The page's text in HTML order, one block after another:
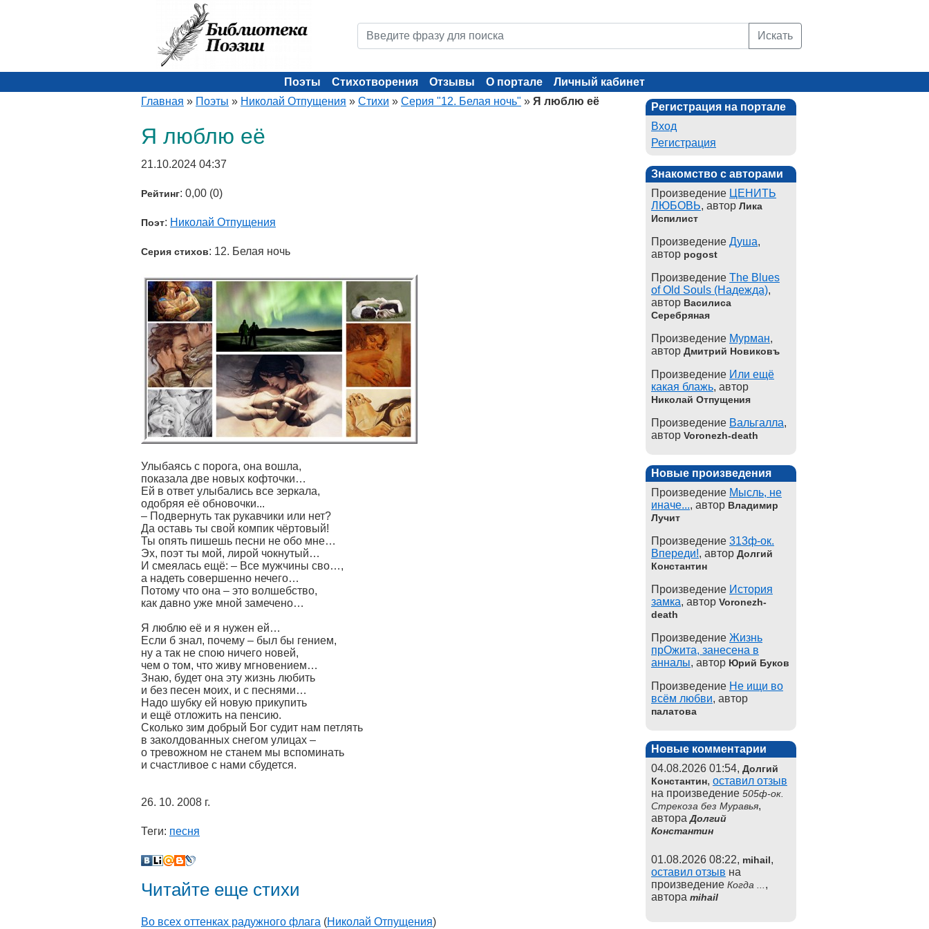
Искать
Поэты Стихотворения Отзывы О портале
Личный кабинет
Главная » Поэты » Николай Отпущения » Стихи » Серия "12. Белая ночь" » Я люблю её
Я люблю её
21.10.2024 04:37
Рейтинг: 0,00 (0)
Поэт: Николай Отпущения
Серия стихов: 12. Белая ночь
Улыбаясь с порога, она вошла,
показала две новых кофточки…
Ей в ответ улыбались все зеркала,
одобряя её обновочки...
– Подвернуть так рукавчики или нет?
Да оставь ты свой компик чёртовый!
Ты опять пишешь песни не обо мне…
Эх, поэт ты мой, лирой чокнутый…
И смеялась ещё: – Все мужчины сво…,
а надеть совершенно нечего…
Потому что она – это волшебство,
как давно уже мной замечено…
Я люблю её и я нужен ей…
Если б знал, почему – был бы гением,
ну а так не спою ничего новей,
чем о том, что живу мгновением…
Знаю, будет она эту жизнь любить
и без песен моих, и с песнями…
Надо шубку ей новую прикупить
и ещё отложить на пенсию.
Сколько зим добрый Бог судит нам петлять
в заколдованных снегом улицах –
о тревожном не станем мы вспоминать
и счастливое с нами сбудется.
26. 10. 2008 г.
Теги: песня
Читайте еще стихи
Во всех оттенках радужного флага (Николай Отпущения)
Регистрация на портале
Вход
Регистрация
Знакомство с авторами
Произведение ЦЕНИТЬ
ЛЮБОВЬ, автор Лика
Испилист
Произведение Душа,
автор pogost
Произведение The Blues
of Old Souls (Надежда),
автор Василиса
Серебряная
Произведение Мурман,
автор Дмитрий Новиковъ
Произведение Или ещё
какая блажь, автор
Николай Отпущения
Произведение Вальгалла,
автор Voronezh-death
Новые произведения
Произведение Мысль, не
иначе..., автор Владимир
Лучит
Произведение 313ф-ок.
Впереди!, автор Долгий
Константин
Произведение История
замка, автор Voronezh-
death
Произведение Жизнь
прОжита, занесена в
анналы, автор Юрий Буков
Произведение Не ищи во
всём любви, автор
палатова
Новые комментарии
04.08.2026 01:54, Долгий
Константин, оставил отзыв
на произведение 505ф-ок.
Стрекоза без Муравья,
автораДолгий
Константин
01.08.2026 08:22, mihail,
оставил отзыв на
произведение Когда ... ,
автора mihail